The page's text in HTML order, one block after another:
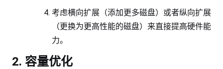
考虑横向扩展（添加更多磁盘）或者纵向扩展
（更换为更高性能的磁盘）来直接提高硬件能
力。
2. 容量优化